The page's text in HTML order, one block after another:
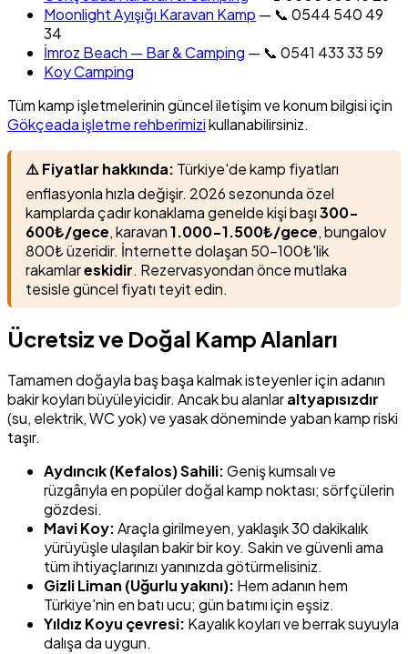
Moonlight Ayışığı Karavan Kamp — 📞 0544 540 49
34
İmroz Beach — Bar & Camping — 📞 0541 433 33 59
Koy Camping
Tüm kamp işletmelerinin güncel iletişim ve konum bilgisi için
Gökçeada işletme rehberimizikullanabilirsiniz.
⚠️ Fiyatlar hakkında: Türkiye'de kamp fiyatları
enflasyonla hızla değişir. 2026 sezonunda özel
kamplarda çadır konaklama genelde kişi başı300-
600₺/gece, karavan1.000-1.500₺/gece, bungalov
800₺ üzeridir. İnternette dolaşan 50-100₺'lik
rakamlareskidir. Rezervasyondan önce mutlaka
tesisle güncel fiyatı teyit edin.
Ücretsiz ve Doğal Kamp Alanları
Tamamen doğayla baş başa kalmak isteyenler için adanın
bakir koyları büyüleyicidir. Ancak bu alanlaraltyapısızdır
(su, elektrik, WC yok) ve yasak döneminde yaban kamp riski
taşır.
Aydıncık (Kefalos) Sahili:Geniş kumsalı ve
rüzgârıyla en popüler doğal kamp noktası; sörfçülerin
gözdesi.
Mavi Koy:Araçla girilmeyen, yaklaşık 30 dakikalık
yürüyüşle ulaşılan bakir bir koy. Sakin ve güvenli ama
tüm ihtiyaçlarınızı yanınızda götürmelisiniz.
Gizli Liman (Uğurlu yakını): Hem adanın hem
Türkiye'nin en batı ucu; gün batımı için eşsiz.
Yıldız Koyu çevresi: Kayalık koyları ve berrak suyuyla
dalışa da uygun.